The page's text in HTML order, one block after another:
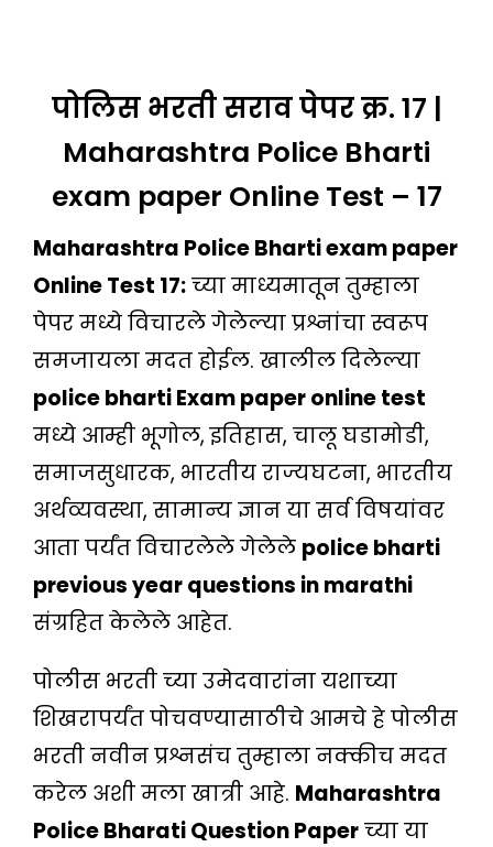
पोलिस भरती सराव पेपर क्र. 17 |
Maharashtra Police Bharti
exam paper Online Test – 17
Maharashtra Police Bharti exam paper
Online Test 17:च्या माध्यमातून तुम्हाला
पेपर मध्ये विचारले गेलेल्या प्रश्नांचा स्वरूप
समजायला मदत होईल. खालील दिलेल्या
police bharti Exam paper online test
मध्ये आम्ही भूगोल, इतिहास, चालू घडामोडी,
समाजसुधारक, भारतीय राज्यघटना, भारतीय
अर्थव्यवस्था, सामान्य ज्ञान या सर्व विषयांवर
आता पर्यंत विचारलेले गेलेले police bharti
previous year questions in marathi
संग्रहित केलेले आहेत.
पोलीस भरती च्या उमेदवारांना यशाच्या
शिखरापर्यंत पोचवण्यासाठीचे आमचे हे पोलीस
भरती नवीन प्रश्नसंच तुम्हाला नक्कीच मदत
करेल अशी मला खात्री आहे. Maharashtra
Police Bharati Question Paperच्या या